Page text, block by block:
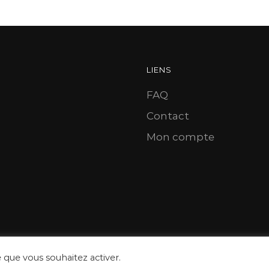
LIENS
FAQ
Contact
Mon compte
vous souhaitez activer.